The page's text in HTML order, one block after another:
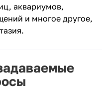
аквариумов,
и многое другое,